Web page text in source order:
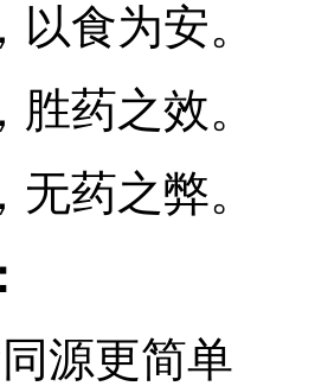
以食为安。
药之效。
药之弊。
源更简单